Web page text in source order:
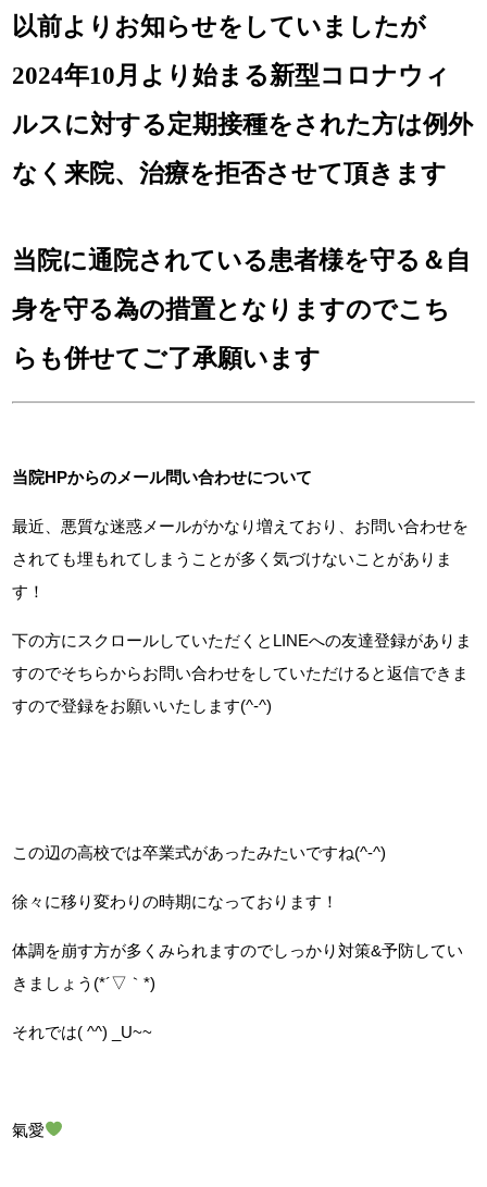
以前よりお知らせをしていましたが
2024年10月より始まる新型コロナウィ
ルスに対する定期接種をされた方は例外
なく来院、治療を拒否させて頂きます
当院に通院されている患者様を守る＆自
身を守る為の措置となりますのでこち
らも併せてご了承願います
当院HPからのメール問い合わせについて
最近、悪質な迷惑メールがかなり増えており、お問い合わせを
されても埋もれてしまうことが多く気づけないことがありま
す！
下の方にスクロールしていただくとLINEへの友達登録がありま
すのでそちらからお問い合わせをしていただけると返信できま
すので登録をお願いいたします(^-^)
この辺の高校では卒業式があったみたいですね(^-^)
徐々に移り変わりの時期になっております！
体調を崩す方が多くみられますのでしっかり対策&予防してい
きましょう(*´▽｀*)
それでは( ^^) _U~~
氣愛